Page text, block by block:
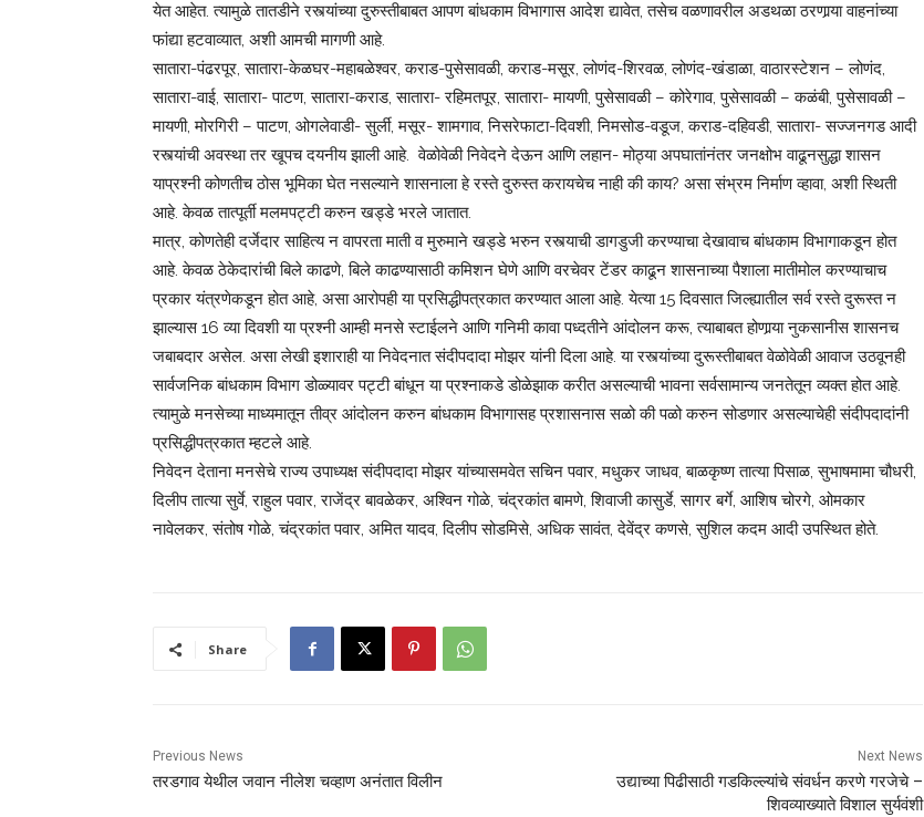
येत आहेत. त्यामुळे तातडीने रस्त्यांच्या दुरुस्तीबाबत आपण बांधकाम विभागास आदेश द्यावेत, तसेच वळणावरील अडथळा ठरणार्‍या वाहनांच्या
फांद्या हटवाव्यात, अशी आमची मागणी आहे.
सातारा-पंढरपूर, सातारा-केळघर-महाबळेश्‍वर, कराड-पुसेसावळी, कराड-मसूर, लोणंद-शिरवळ, लोणंद-खंडाळा, वाठारस्टेशन – लोणंद,
सातारा-वाई, सातारा- पाटण, सातारा-कराड, सातारा- रहिमतपूर, सातारा- मायणी, पुसेसावळी – कोरेगाव, पुसेसावळी – कळंबी, पुसेसावळी –
मायणी, मोरगिरी – पाटण, ओगलेवाडी- सुर्ली, मसूर- शामगाव, निसरेफाटा-दिवशी, निमसोड-वडूज, कराड-दहिवडी, सातारा- सज्जनगड आदी
रस्त्यांची अवस्था तर खूपच दयनीय झाली आहे. वेळोवेळी निवेदने देऊन आणि लहान- मोठ्या अपघातांनंतर जनक्षोभ वाढूनसुद्धा शासन
याप्रश्‍नी कोणतीच ठोस भूमिका घेत नसल्याने शासनाला हे रस्ते दुरुस्त करायचेच नाही की काय? असा संभ्रम निर्माण व्हावा, अशी स्थिती
आहे. केवळ तात्पूर्ती मलमपट्टी करुन खड्डे भरले जातात.
मात्र, कोणतेही दर्जेदार साहित्य न वापरता माती व मुरुमाने खड्डे भरुन रस्त्याची डागडुजी करण्याचा देखावाच बांधकाम विभागाकडून होत
आहे. केवळ ठेकेदारांची बिले काढणे, बिले काढण्यासाठी कमिशन घेणे आणि वरचेवर टेंडर काढून शासनाच्या पैशाला मातीमोल करण्याचाच
प्रकार यंत्रणेकडून होत आहे, असा आरोपही या प्रसिद्धीपत्रकात करण्यात आला आहे. येत्या 15 दिवसात जिल्ह्यातील सर्व रस्ते दुरूस्त न
झाल्यास 16 व्या दिवशी या प्रश्‍नी आम्ही मनसे स्टाईलने आणि गनिमी कावा पध्दतीने आंदोलन करू, त्याबाबत होणार्‍या नुकसानीस शासनच
जबाबदार असेल. असा लेखी इशाराही या निवेदनात संदीपदादा मोझर यांनी दिला आहे. या रस्त्यांच्या दुरूस्तीबाबत वेळोवेळी आवाज उठवूनही
सार्वजनिक बांधकाम विभाग डोळ्यावर पट्टी बांधून या प्रश्‍नाकडे डोळेझाक करीत असल्याची भावना सर्वसामान्य जनतेतून व्यक्त होत आहे.
त्यामुळे मनसेच्या माध्यमातून तीव्र आंदोलन करुन बांधकाम विभागासह प्रशासनास सळो की पळो करुन सोडणार असल्याचेही संदीपदादांनी
प्रसिद्धीपत्रकात म्हटले आहे.
निवेदन देताना मनसेचे राज्य उपाध्यक्ष संदीपदादा मोझर यांच्यासमवेत सचिन पवार, मधुकर जाधव, बाळकृष्ण तात्या पिसाळ, सुभाषमामा चौधरी,
दिलीप तात्या सुर्वे, राहुल पवार, राजेंद्र बावळेकर, अश्‍विन गोळे, चंद्रकांत बामणे, शिवाजी कासुर्डे, सागर बर्गे, आशिष चोरगे, ओमकार
नावेलकर, संतोष गोळे, चंद्रकांत पवार, अमित यादव, दिलीप सोडमिसे, अधिक सावंत, देवेंद्र कणसे, सुशिल कदम आदी उपस्थित होते.
Share
Previous News
तरडगाव येथील जवान नीलेश चव्हाण अनंतात विलीन
Next News
उद्याच्या पिढीसाठी गडकिल्ल्यांचे संवर्धन करणे गरजेचे –
शिवव्याख्याते विशाल सुर्यवंशी